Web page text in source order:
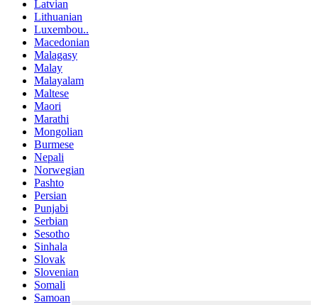
Latvian
Lithuanian
Luxembou..
Macedonian
Malagasy
Malay
Malayalam
Maltese
Maori
Marathi
Mongolian
Burmese
Nepali
Norwegian
Pashto
Persian
Punjabi
Serbian
Sesotho
Sinhala
Slovak
Slovenian
Somali
Samoan